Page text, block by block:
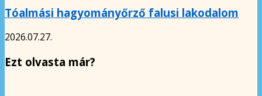
Tóalmási hagyományőrző falusi lakodalom
2026.07.27.
Ezt olvasta már?